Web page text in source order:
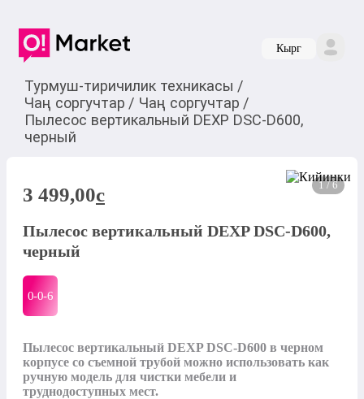
Кырг
Турмуш-тиричилик техникасы /
Чаң соргучтар / Чаң соргучтар /
Пылесос вертикальный DEXP DSC-D600,
черный
1 / 6
3 499,00c
Пылесос вертикальный DEXP DSC-D600,
черный
0-0-6
Пылесос вертикальный DEXP DSC-D600 в черном
корпусе со съемной трубой можно использовать как
ручную модель для чистки мебели и
труднодоступных мест.